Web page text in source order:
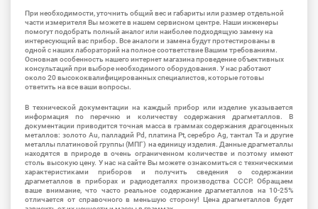
При необходимости, уточнить общий вес и габариты или размер отдельной
части измерителя Вы можете в нашем сервисном центре. Наши инженеры
помогут подобрать полный аналог или наиболее подходящую замену на
интересующий вас прибор. Все аналоги и замена будут протестированы в
одной с наших лабораторий на полное соответствие Вашим требованиям.
Основная особенность нашего интернет магазина проведение объективных
консультаций при выборе необходимого оборудования. У нас работают
около 20 высококвалифицированных специалистов, которые готовы
ответить на все ваши вопросы.
В технической документации на каждый прибор или изделие указывается
информация по перечню и количеству содержания драгметаллов. В
документации приводится точная масса в граммах содержания драгоценных
металлов: золото Au, палладий Pd, платина Pt, серебро Ag, тантал Ta и другие
металлы платиновой группы (МПГ) на единицу изделия. Данные драгметаллы
находятся в природе в очень ограниченном количестве и поэтому имеют
столь высокую цену. У нас на сайте Вы можете ознакомиться с техническими
характеристиками приборов и получить сведения о содержании
драгметаллов в приборах и радиодеталях производства СССР. Обращаем
ваше внимание, что часто реальное содержание драгметаллов на 10-25%
отличается от справочного в меньшую сторону! Цена драгметаллов будет